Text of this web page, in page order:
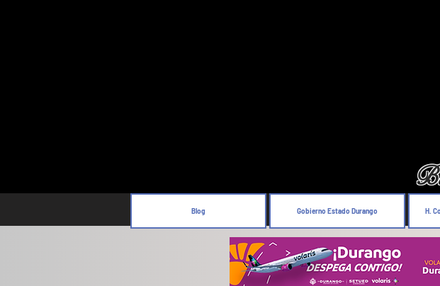
Blog Gobierno Estado Durango H.